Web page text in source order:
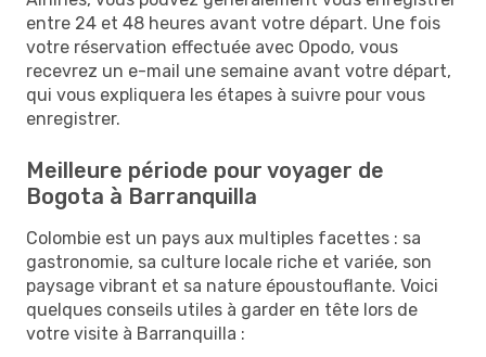
entre 24 et 48 heures avant votre départ. Une fois
votre réservation effectuée avec Opodo, vous
recevrez un e-mail une semaine avant votre départ,
qui vous expliquera les étapes à suivre pour vous
enregistrer.
Meilleure période pour voyager de
Bogota à Barranquilla
Colombie est un pays aux multiples facettes : sa
gastronomie, sa culture locale riche et variée, son
paysage vibrant et sa nature époustouflante. Voici
quelques conseils utiles à garder en tête lors de
votre visite à Barranquilla :